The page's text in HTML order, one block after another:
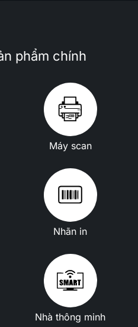
phẩm chính
Máy scan
Nhãn in
Nhà thông minh